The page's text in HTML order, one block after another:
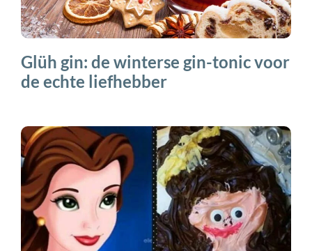
Glüh gin: de winterse gin-tonic voor
de echte liefhebber